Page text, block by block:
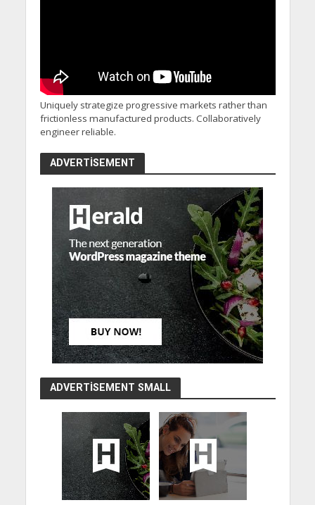
Uniquely strategize progressive markets rather than
frictionless manufactured products. Collaboratively
engineer reliable.
ADVERTISEMENT
ADVERTISEMENT SMALL